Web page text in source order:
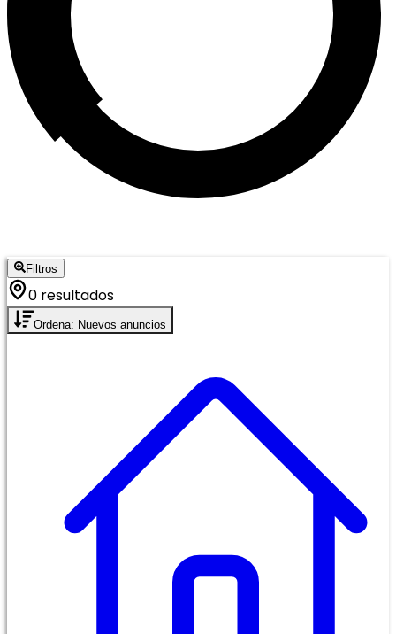
Filtros
0 resultados
Ordena: Nuevos anuncios